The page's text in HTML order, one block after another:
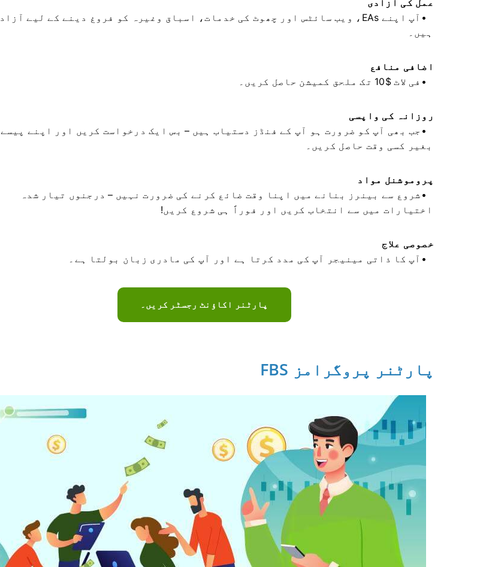
عمل کی آزادی
آپ اپنے EAs، ویب سائٹس اور چھوٹ کی خدمات، اسباق وغیرہ کو فروغ دینے کے لیے آزاد
ہیں۔
اضافی منافع
فی لاٹ $10 تک ملحق کمیشن حاصل کریں۔
روزانہ کی واپسی
جب بھی آپ کو ضرورت ہو آپ کے فنڈز دستیاب ہیں – بس ایک درخواست کریں اور اپنے پیسے
بغیر کسی وقت حاصل کریں۔
پروموشنل مواد
شروع سے بینرز بنانے میں اپنا وقت ضائع کرنے کی ضرورت نہیں – درجنوں تیار شدہ
اختیارات میں سے انتخاب کریں اور فوراً ہی شروع کریں!
خصوصی علاج
آپ کا ذاتی مینیجر آپ کی مدد کرتا ہے اور آپ کی مادری زبان بولتا ہے۔
پارٹنر اکاؤنٹ رجسٹر کریں۔
FBS پارٹنر پروگرامز